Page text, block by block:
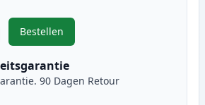
om aan te passen
Bestellen
,Brother TN245C (TN241C) toner
90 Dagen Retour